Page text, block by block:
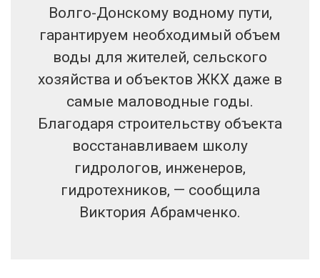
Волго-Донскому водному пути,
гарантируем необходимый объем
воды для жителей, сельского
хозяйства и объектов ЖКХ даже в
самые маловодные годы.
Благодаря строительству объекта
восстанавливаем школу
гидрологов, инженеров,
гидротехников, — сообщила
Виктория Абрамченко.